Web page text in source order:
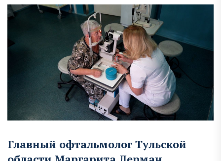
Главный офтальмолог Тульской